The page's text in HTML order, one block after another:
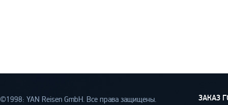
©1998: YAN Rеisen GmbH. Все права защищены.
ЗАКАЗ